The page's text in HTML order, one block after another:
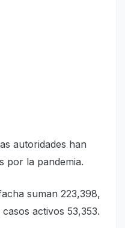
autoridades han
por la pandemia.
suman 223,398,
activos 53,353.